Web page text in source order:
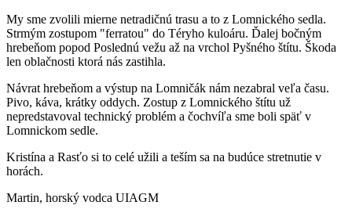
My sme zvolili mierne netradičnú trasu a to z Lomnického sedla.
Strmým zostupom "ferratou" do Téryho kuloáru. Ďalej bočným
hrebeňom popod Poslednú vežu až na vrchol Pyšného štítu. Škoda
len oblačnosti ktorá nás zastihla.
Návrat hrebeňom a výstup na Lomničák nám nezabral veľa času.
Pivo, káva, krátky oddych. Zostup z Lomnického štítu už
nepredstavoval technický problém a čochvíľa sme boli späť v
Lomnickom sedle.
Kristína a Rasťo si to celé užili a teším sa na budúce stretnutie v
horách.
Martin, horský vodca UIAGM